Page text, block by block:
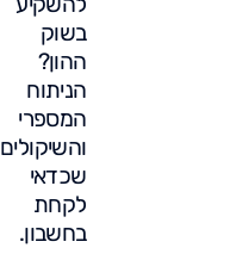
בשוק
ההון?
הניתוח
המספרי
והשיקולים
שכדאי
לקחת
בחשבון.